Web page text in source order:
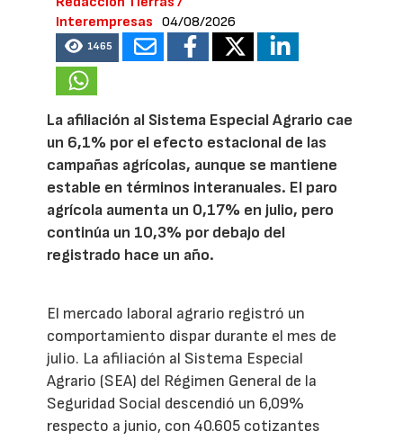
Interempresas
04/08/2026
1465
La afiliación al Sistema Especial Agrario cae
un 6,1% por el efecto estacional de las
campañas agrícolas, aunque se mantiene
estable en términos interanuales. El paro
agrícola aumenta un 0,17% en julio, pero
continúa un 10,3% por debajo del
registrado hace un año.
El mercado laboral agrario registró un
comportamiento dispar durante el mes de
julio. La afiliación al Sistema Especial
Agrario (SEA) del Régimen General de la
Seguridad Social descendió un 6,09%
respecto a junio, con 40.605 cotizantes